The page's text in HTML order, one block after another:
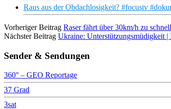
Raus aus der Obdachlosigkeit? #focustv
Vorheriger Beitrag Raser fährt über 30km/h zu
Nächster Beitrag Ukraine: Unterstützungsmüdigkeit
Sender & Sendungen
360° – GEO Reportage
37 Grad
3sat